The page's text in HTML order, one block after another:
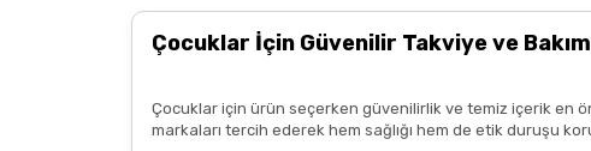
Çocuklar İçin Güvenilir Takviye ve
Çocuklar için ürün seçerken güvenilirlik ve temiz içerik en
markaları tercih ederek hem sağlığı hem de etik duruşu